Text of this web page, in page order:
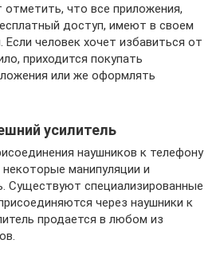
отметить, что все приложения,
доступ, имеют в своем
человек хочет избавиться от
приходится покупать
или же оформлять
усилитель
наушников к телефону
манипуляции и
Существуют специализированные
через наушники к
продается в любом из